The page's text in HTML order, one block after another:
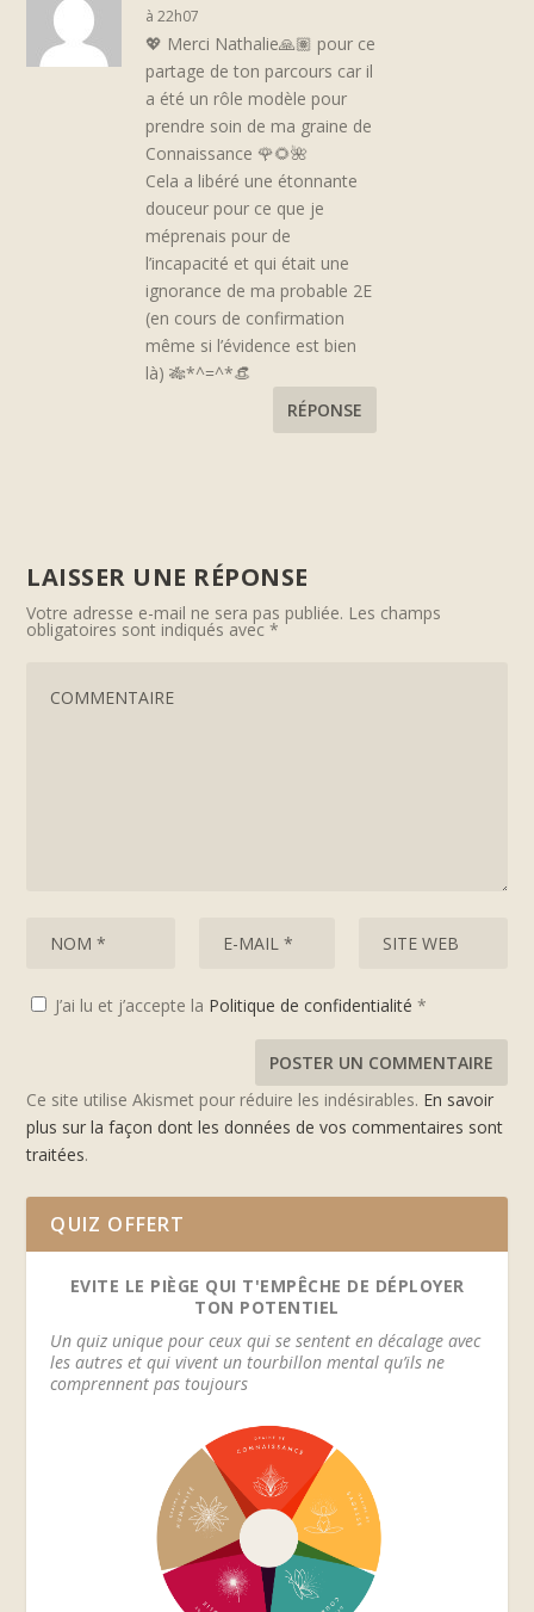
à 22h07
💖 Merci Nathalie🙏🏽 pour ce
partage de ton parcours car il
a été un rôle modèle pour
prendre soin de ma graine de
Connaissance 🌹🌻🌺
Cela a libéré une étonnante
douceur pour ce que je
méprenais pour de
l’incapacité et qui était une
ignorance de ma probable 2E
(en cours de confirmation
même si l’évidence est bien
là) 🎋*^=^*👒
RÉPONSE
LAISSER UNE RÉPONSE
Votre adresse e-mail ne sera pas publiée. Les champs
obligatoires sont indiqués avec*
J’ai lu et j’accepte la Politique de confidentialité*
Ce site utilise Akismet pour réduire les indésirables. En savoir
plus sur la façon dont les données de vos commentaires sont
traitées.
QUIZ OFFERT
EVITE LE PIÈGE QUI T'EMPÊCHE DE DÉPLOYER
TON POTENTIEL
Un quiz unique pour ceux qui se sentent en décalage avec
les autres et qui vivent un tourbillon mental qu’ils ne
comprennent pas toujours